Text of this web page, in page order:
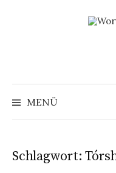
MENÜ
Schlagwort: